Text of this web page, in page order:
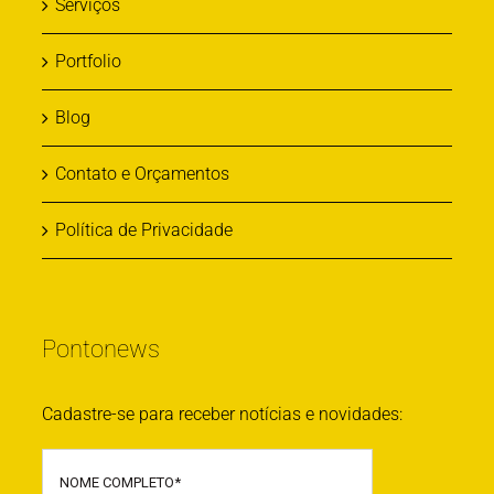
Serviços
Portfolio
Blog
Contato e Orçamentos
Política de Privacidade
Pontonews
Cadastre-se para receber notícias e novidades: